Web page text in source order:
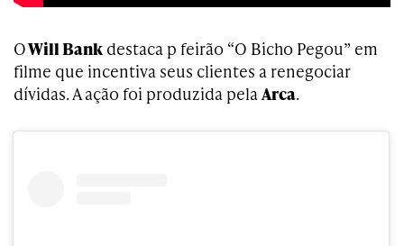
OWill Bank destaca p feirão “O Bicho Pegou” em
filme que incentiva seus clientes a renegociar
dívidas. A ação foi produzida pelaArca.